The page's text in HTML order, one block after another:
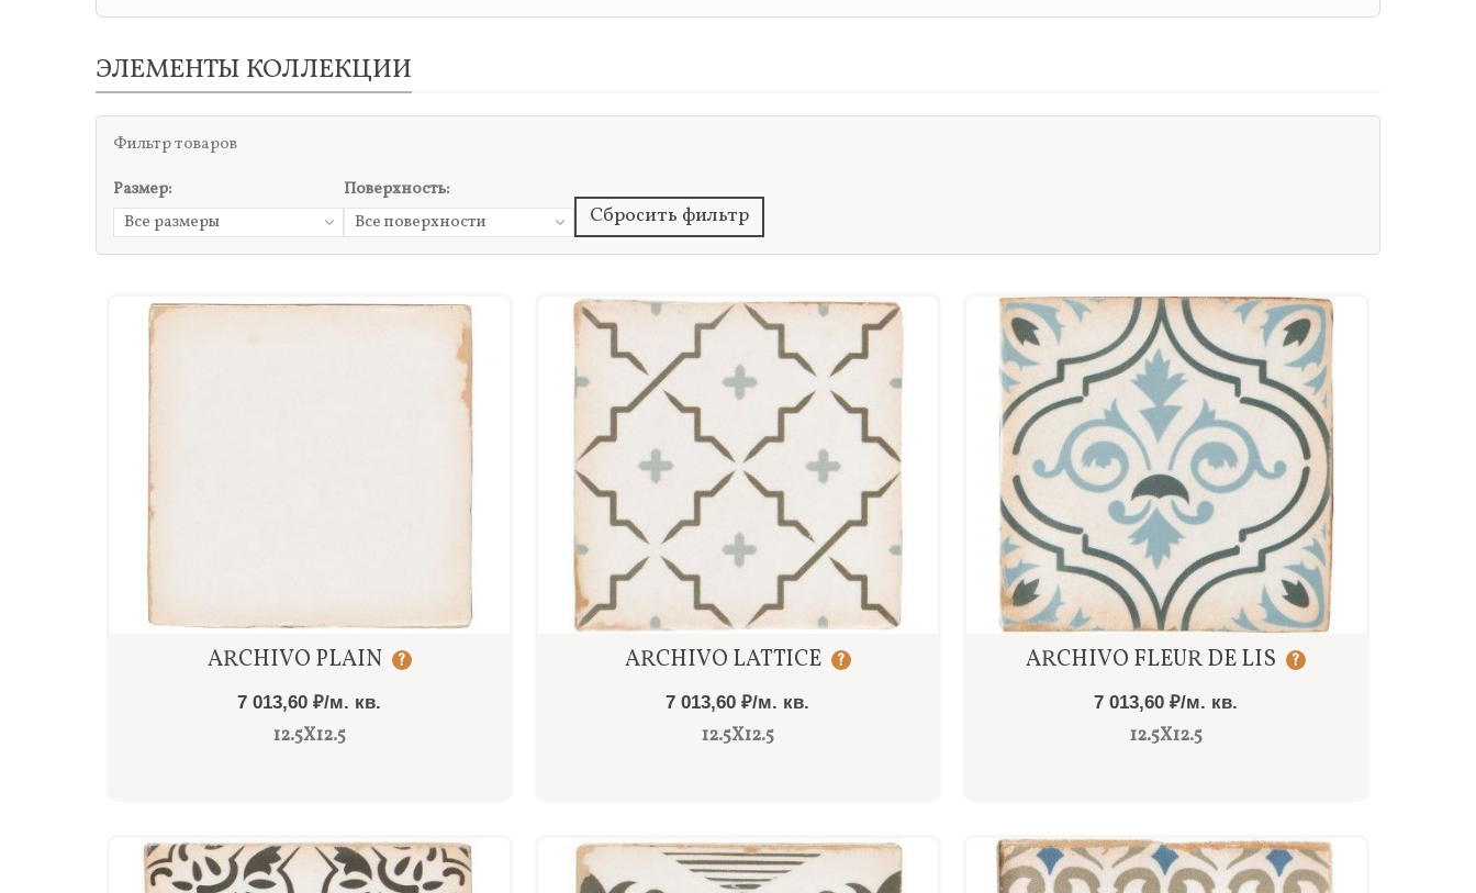
ЭЛЕМЕНТЫ КОЛЛЕКЦИИ
Фильтр товаров
Размер:
Все размеры
Поверхность:
Все поверхности
Сбросить фильтр
Быстрый просмотр
ARCHIVO PLAIN ?
7 013,60 ₽/м. кв.
12.5X12.5
Быстрый просмотр
ARCHIVO LATTICE ?
7 013,60 ₽/м. кв.
12.5X12.5
Быстрый просмотр
ARCHIVO FLEUR DE LIS ?
7 013,60 ₽/м. кв.
12.5X12.5